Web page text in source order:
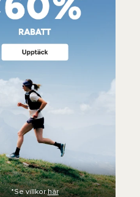
*Se villkorhär